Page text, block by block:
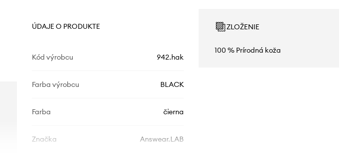
ÚDAJE O PRODUKTE
Kód výrobcu 942.hak
Farba výrobcu BLACK
Farba čierna
Značka Answear.LAB
ZLOŽENIE
100 % Prírodná koža